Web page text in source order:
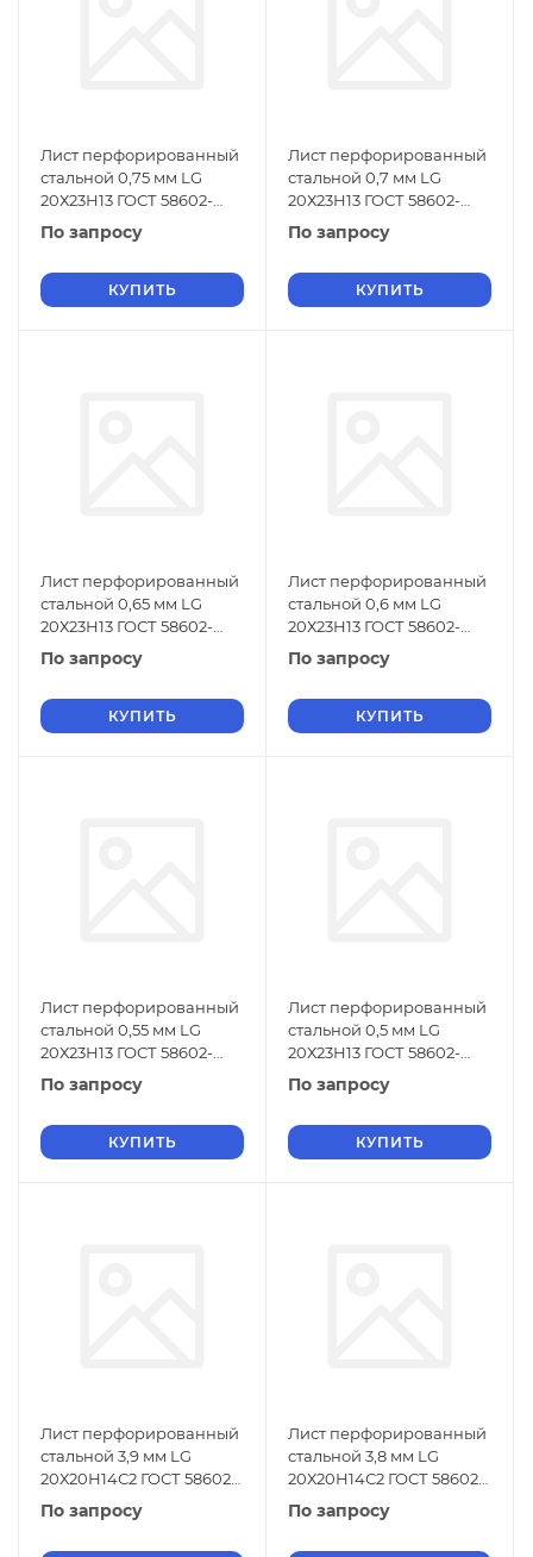
Лист перфорированный
стальной 0,75 мм LG
20Х23Н13 ГОСТ 58602-
2019
По запросу
КУПИТЬ
Лист перфорированный
стальной 0,7 мм LG
20Х23Н13 ГОСТ 58602-
2019
По запросу
КУПИТЬ
Лист перфорированный
стальной 0,65 мм LG
20Х23Н13 ГОСТ 58602-
2019
По запросу
КУПИТЬ
Лист перфорированный
стальной 0,6 мм LG
20Х23Н13 ГОСТ 58602-
2019
По запросу
КУПИТЬ
Лист перфорированный
стальной 0,55 мм LG
20Х23Н13 ГОСТ 58602-
2019
По запросу
КУПИТЬ
Лист перфорированный
стальной 0,5 мм LG
20Х23Н13 ГОСТ 58602-
2019
По запросу
КУПИТЬ
Лист перфорированный
стальной 3,9 мм LG
20Х20Н14С2 ГОСТ 58602-
2019
По запросу
Лист перфорированный
стальной 3,8 мм LG
20Х20Н14С2 ГОСТ 58602-
2019
По запросу